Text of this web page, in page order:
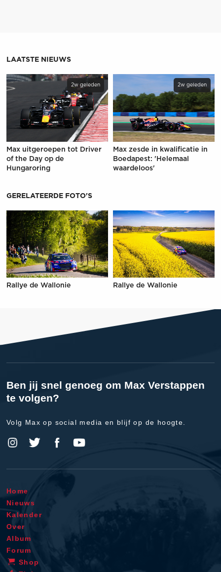
LAATSTE NIEUWS
2w geleden
Max uitgeroepen tot Driver
of the Day op de
Hungaroring
2w geleden
Max zesde in kwalificatie in
Boedapest: 'Helemaal
waardeloos'
GERELATEERDE FOTO'S
Rallye de Wallonie Rallye de Wallonie
Ben jij snel genoeg om Max Verstappen
te volgen?
Volg Max op social media en blijf op de hoogte.
Home
Nieuws
Kalender
Over
Album
Forum
Shop